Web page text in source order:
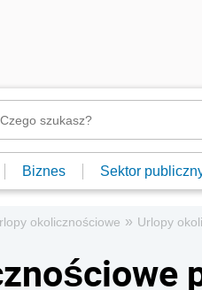
Biznes Sektor
okolicznościowe » Urlopy